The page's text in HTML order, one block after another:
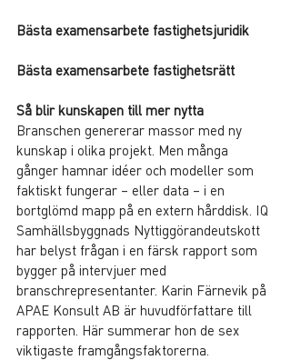
Bästa examensarbete fastighetsjuridik
Bästa examensarbete fastighetsrätt
Så blir kunskapen till mer nytta
Branschen genererar massor med ny
kunskap i olika projekt. Men många
gånger hamnar idéer och modeller som
faktiskt fungerar – eller data – i en
bortglömd mapp på en extern hårddisk. IQ
Samhällsbyggnads Nyttiggörandeutskott
har belyst frågan i en färsk rapport som
bygger på intervjuer med
branschrepresentanter. Karin Färnevik på
APAE Konsult AB är huvudförfattare till
rapporten. Här summerar hon de sex
viktigaste framgångsfaktorerna.